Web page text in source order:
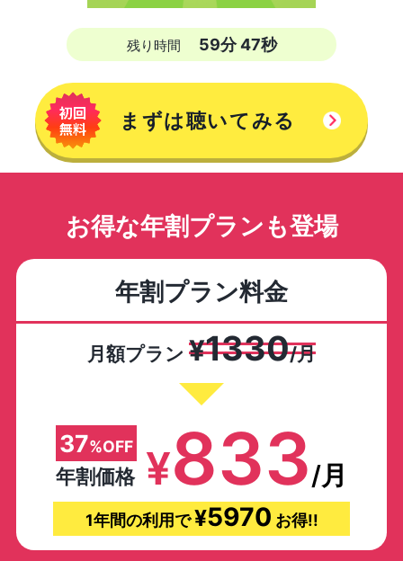
残り時間 59分46秒
まずは聴いてみる
お得な年割プランも登場
年割プラン料金
月額プラン ¥1330/月
37%OFF
年割価格 ¥833/月
1年間の利用で¥5970 お得!!